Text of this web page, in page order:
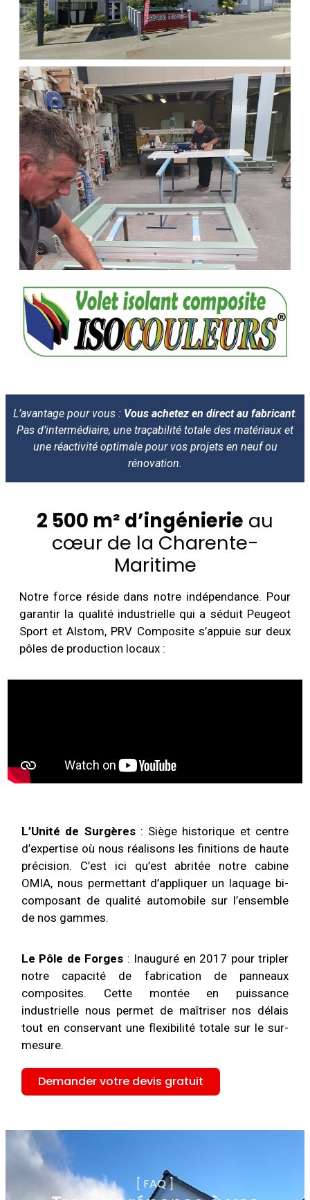
L’avantage pour vous : Vous achetez en direct au fabricant.
Pas d’intermédiaire, une traçabilité totale des matériaux et
une réactivité optimale pour vos projets en neuf ou
rénovation.
2 500 m² d’ingénierie au
cœur de la Charente-
Maritime
Notre force réside dans notre indépendance. Pour
garantir la qualité industrielle qui a séduit Peugeot
Sport et Alstom, PRV Composite s’appuie sur deux
pôles de production locaux :
L’Unité de Surgères: Siège historique et centre
d’expertise où nous réalisons les finitions de haute
précision. C’est ici qu’est abritée notre cabine
OMIA, nous permettant d’appliquer un laquage bi-
composant de qualité automobile sur l’ensemble
de nos gammes.
Le Pôle de Forges : Inauguré en 2017 pour tripler
notre capacité de fabrication de panneaux
composites. Cette montée en puissance
industrielle nous permet de maîtriser nos délais
tout en conservant une flexibilité totale sur le sur-
mesure.
Demander votre devis gratuit
[ FAQ ]